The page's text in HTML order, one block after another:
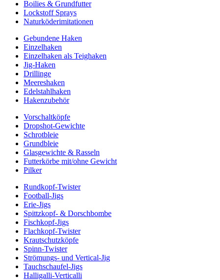
Boilies & Grundfutter
Lockstoff Sprays
Naturköderimitationen
Gebundene Haken
Einzelhaken
Einzelhaken als Teighaken
Jig-Haken
Drillinge
Meereshaken
Edelstahlhaken
Hakenzubehör
Vorschaltköpfe
Dropshot-Gewichte
Schrotbleie
Grundbleie
Glasgewichte & Rasseln
Futterkörbe mit/ohne Gewicht
Pilker
Rundkopf-Twister
Football-Jigs
Erie-Jigs
Spittzkopf- & Dorschbombe
Fischkopf-Jigs
Flachkopf-Twister
Krautschutzköpfe
Spinn-Twister
Strömungs- und Vertical-Jig
Tauchschaufel-Jigs
Halligalli-Verticalli